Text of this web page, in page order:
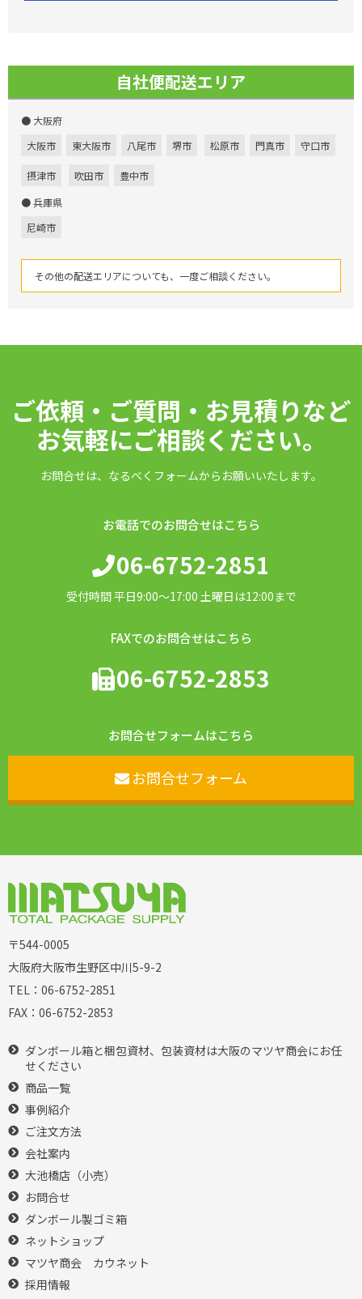
自社便配送エリア
● 大阪府
大阪市
東大阪市 八尾市 堺市 松原市 門真市 守口市
摂津市 吹田市
豊中市
● 兵庫県
尼崎市
その他の配送エリアについても、一度ご相談ください。
ご依頼・ご質問・お見積りなど
お気軽にご相談ください。
お問合せは、なるべくフォームからお願いいたします。
お電話でのお問合せはこちら
06-6752-2851
受付時間 平日9:00〜17:00 土曜日は12:00まで
FAXでのお問合せはこちら
06-6752-2853
お問合せフォームはこちら
お問合せフォーム
〒544-0005
大阪府大阪市生野区中川5-9-2
TEL： 06-6752-2851
FAX： 06-6752-2853
ダンボール箱と梱包資材、包装資材は大阪のマツヤ商会にお任
せください
商品一覧
事例紹介
ご注文方法
会社案内
大池橋店（小売）
お問合せ
ダンボール製ゴミ箱
ネットショップ
マツヤ商会 カウネット
採用情報